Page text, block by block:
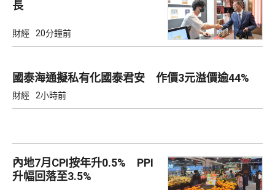
長
財經 20分鐘前
國泰海通擬私有化國泰君安 作價3元溢價逾44%
財經 2小時前
內地7月CPI按年升0.5% PPI
升幅回落至3.5%